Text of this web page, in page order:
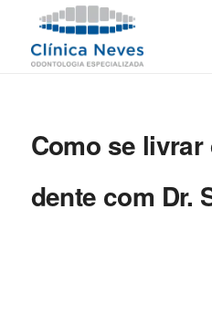
Como se livrar
dente com Dr.